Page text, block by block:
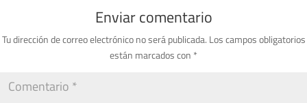
Enviar comentario
Tu dirección de correo electrónico no será publicada. Los campos obligatorios
están marcados con *